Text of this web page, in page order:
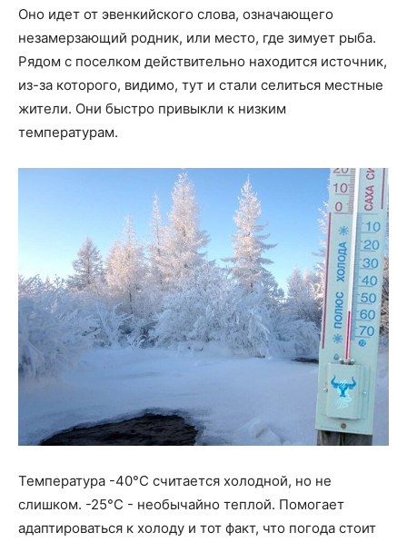
Оно идет от эвенкийского слова, означающего
незамерзающий родник, или место, где зимует рыба.
Рядом с поселком действительно находится источник,
из-за которого, видимо, тут и стали селиться местные
жители. Они быстро привыкли к низким
температурам.
Температура -40°C считается холодной, но не
слишком. -25°C - необычайно теплой. Помогает
адаптироваться к холоду и тот факт, что погода стоит